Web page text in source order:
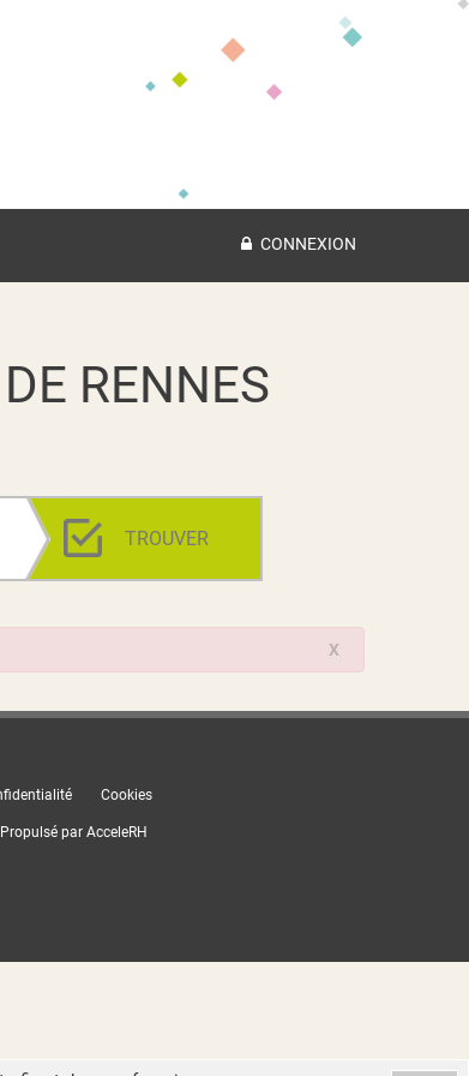
CONNEXION
RENNES
TROUVER
X
Cookies
Propulsé parAcceleRH